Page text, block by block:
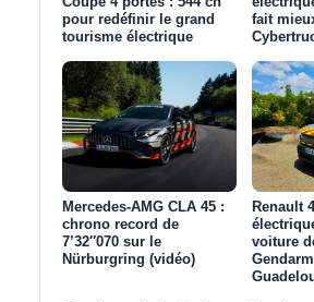
pour redéfinir le grand
tourisme électrique
fait
Mercedes-AMG CLA 45 :
chrono record de
7’32″070 sur le
Nürburgring (vidéo)
Renault
voiture